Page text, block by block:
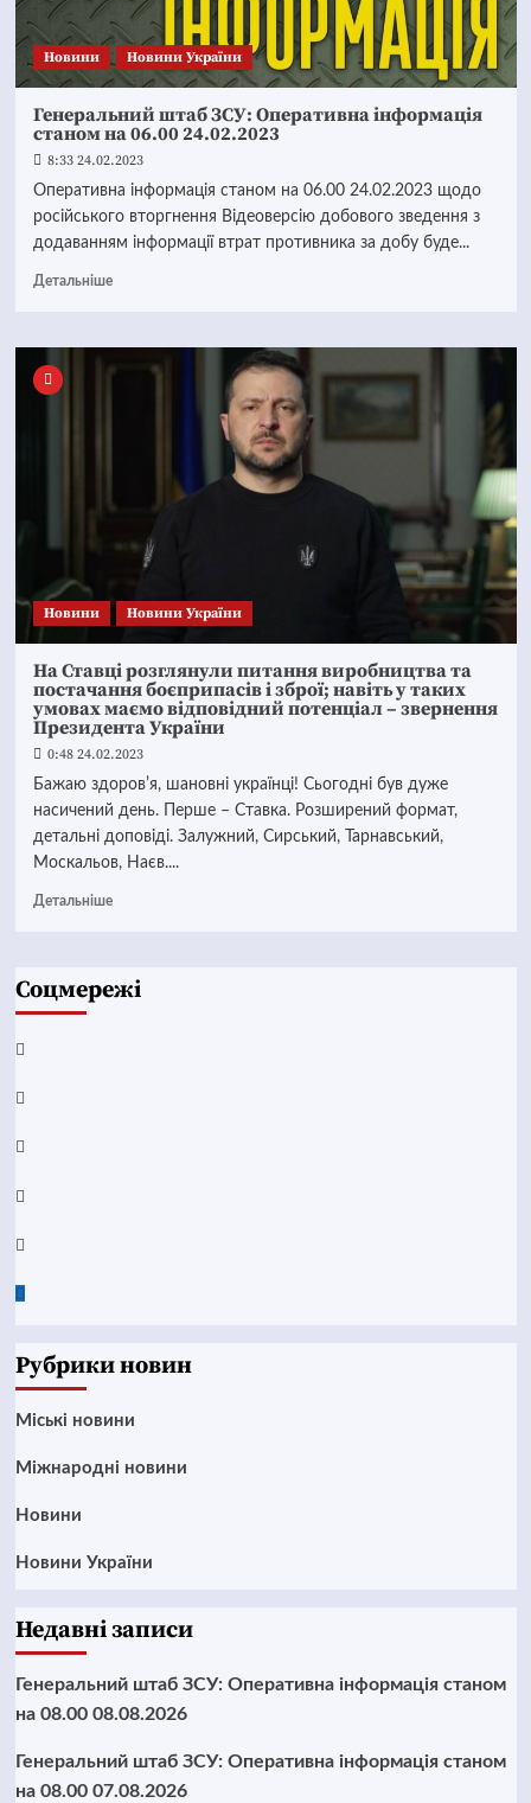
Новини Новини України
Генеральний штаб ЗСУ: Оперативна інформація
станом на 06.00 24.02.2023
8:33 24.02.2023
Оперативна інформація станом на 06.00 24.02.2023 щодо
російського вторгнення Відеоверсію добового зведення з
додаванням інформації втрат противника за добу буде...
Детальніше
Новини Новини України
На Ставці розглянули питання виробництва та
постачання боєприпасів і зброї; навіть у таких
умовах маємо відповідний потенціал – звернення
Президента України
0:48 24.02.2023
Бажаю здоровʼя, шановні українці! Сьогодні був дуже
насичений день. Перше – Ставка. Розширений формат,
детальні доповіді. Залужний, Сирський, Тарнавський,
Москальов, Наєв....
Детальніше
Соцмережі
Facebook
YouTube
Telegram
Instagram
Twitter
Google
Рубрики новин
Mіські новини
Міжнародні новини
Новини
Новини України
Недавні записи
Генеральний штаб ЗСУ: Оперативна інформація станом
на 08.00 08.08.2026
Генеральний штаб ЗСУ: Оперативна інформація станом
на 08.00 07.08.2026